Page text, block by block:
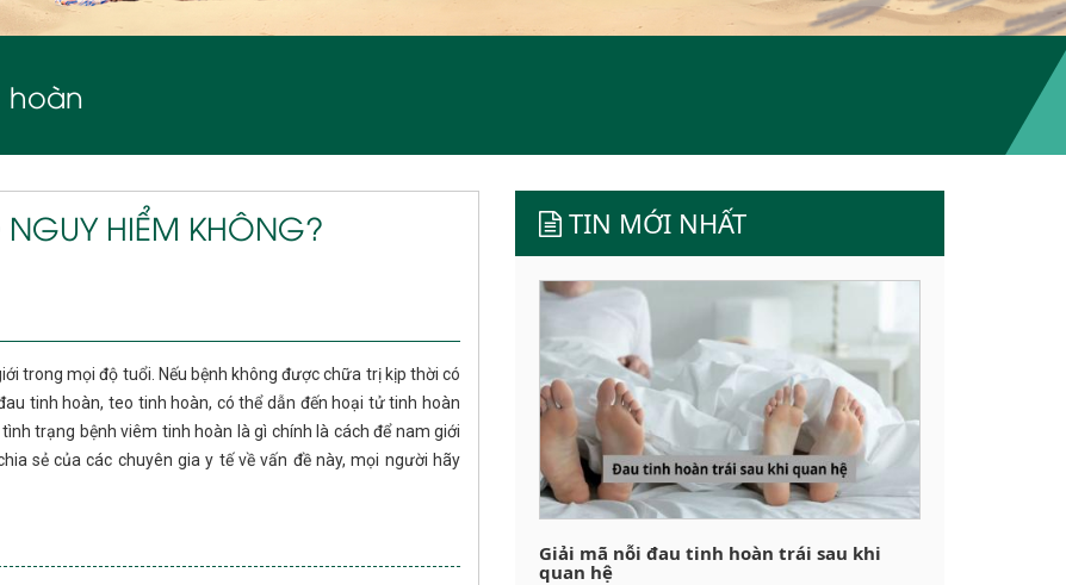
hoàn
HIỂM KHÔNG?
trong mọi độ tuổi. Nếu bệnh không được chữa trị kịp thời có
tinh hoàn, teo tinh hoàn, có thể dẫn đến hoại tử tinh hoàn
trạng bệnh viêm tinh hoàn là gì chính là cách để nam giới
sẻ của các chuyên gia y tế về vấn đề này, mọi người hãy
TIN MỚI NHẤT
Giải mã nỗi đau tinh hoàn trái sau khi
quan hệ